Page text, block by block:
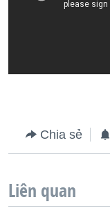
Chia sẻ
Liên quan